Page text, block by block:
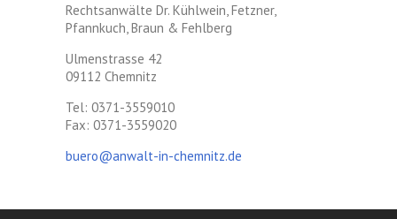
Rechtsanwälte Dr. Kühlwein, Fetzner,
Pfannkuch, Braun & Fehlberg
Ulmenstrasse 42
09112 Chemnitz
Tel: 0371-3559010
Fax: 0371-3559020
buero@anwalt-in-chemnitz.de